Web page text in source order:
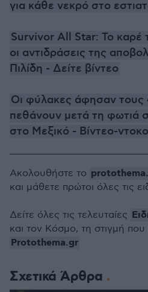
για κάθε νεκρό στο
Survivor All Star: Το καρέ
οι αντιδράσεις της
Πιλίδη - Δείτε βίντεο
Οι φύλακες άφησαν τους
πεθάνουν μετά τη φωτιά
στο Μεξικό - Βίντεο-
Σχετικά Άρθρα
Ακολουθήστε το
και μάθετε πρώτοι όλες τις
Δείτε όλες τις τελευταίες
και τον Κόσμο, τη στιγμή
Protothema.gr